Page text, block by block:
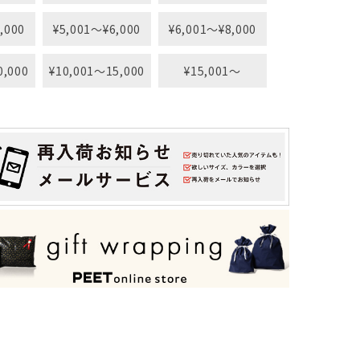
¥5,001〜¥6,000 ¥6,001〜¥8,000
¥10,001〜15,000 ¥15,001〜